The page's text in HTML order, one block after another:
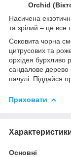
Orchid
Насичена
та зрілий – це все
Соковита чорна
цитрусових та
орхідея бурхливо
сандалове дерево
пачулі. Піддайся
Приховати
Основні